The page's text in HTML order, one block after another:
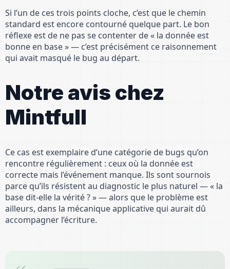
Si l’un de ces trois points cloche, c’est que le chemin
standard est encore contourné quelque part. Le bon
réflexe est de ne pas se contenter de « la donnée est
bonne en base » — c’est précisément ce raisonnement
qui avait masqué le bug au départ.
Notre avis chez
Mintfull
Ce cas est exemplaire d’une catégorie de bugs qu’on
rencontre régulièrement : ceux où la donnée est
correcte mais l’événement manque. Ils sont sournois
parce qu’ils résistent au diagnostic le plus naturel — « la
base dit-elle la vérité ? » — alors que le problème est
ailleurs, dans la mécanique applicative qui aurait dû
accompagner l’écriture.